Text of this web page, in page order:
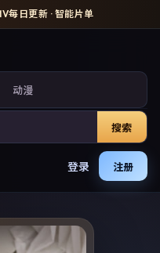
每日更新 · 智能片单
动漫
搜索
登录 注册